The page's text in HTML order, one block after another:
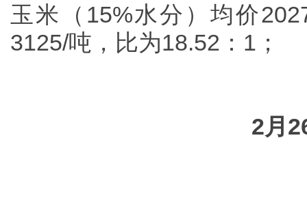
玉米（15%水分）均价
3125/吨，比为18.52：1；
2月